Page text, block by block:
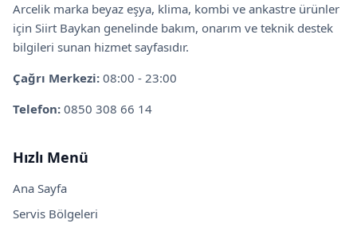
Arcelik marka beyaz eşya, klima, kombi ve ankastre ürünler
için Siirt Baykan genelinde bakım, onarım ve teknik destek
bilgileri sunan hizmet sayfasıdır.
Çağrı Merkezi: 08:00 - 23:00
Telefon: 0850 308 66 14
Hızlı Menü
Ana Sayfa
Servis Bölgeleri